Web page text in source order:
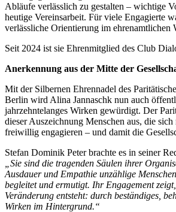
Abläufe verlässlich zu gestalten – wichtige
heutige Vereinsarbeit. Für viele Engagierte
verlässliche Orientierung im ehrenamtlichen
Seit 2024 ist sie Ehrenmitglied des Club
Anerkennung aus der Mitte der
Mit der Silbernen Ehrennadel des
Berlin wird Alina Jannaschk nun auch
jahrzehntelanges Wirken gewürdigt. Der
dieser Auszeichnung Menschen aus, die sich
freiwillig engagieren – und damit die
Stefan Dominik Peter brachte es in seiner
„Sie sind die tragenden Säulen ihrer
Ausdauer und Empathie unzählige
begleitet und ermutigt. Ihr Engagement
Veränderung entsteht: durch beständiges,
Wirken im Hintergrund.“